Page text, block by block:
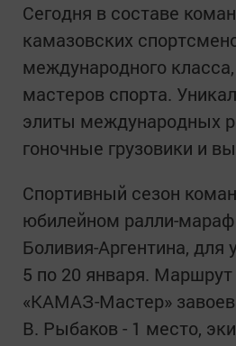
Сегодня в составе
камазовских
международного
мастеров спорта.
элиты международных
гоночные грузовики и
Спортивный сезон
юбилейном ралли-
Боливия-Аргентина, для
5 по 20 января.
«КАМАЗ-Мастер»
В. Рыбаков - 1 место,